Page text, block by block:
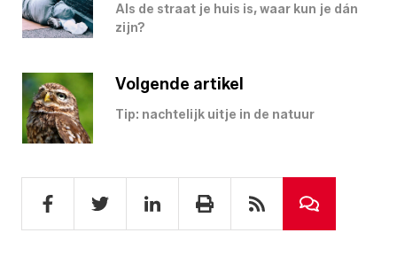
Als de straat je huis is, waar kun je dán
zijn?
Volgende artikel
Tip: nachtelijk uitje in de natuur